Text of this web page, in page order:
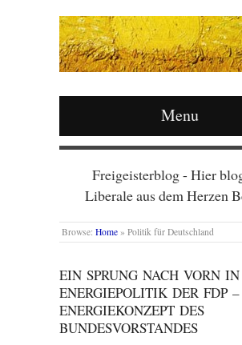
Menu
Freigeisterblog - Hier
Liberale aus dem Herzen
Browse: Home » Politik für Deutschland
EIN SPRUNG NACH VORN
ENERGIEPOLITIK DER FDP
ENERGIEKONZEPT DES
BUNDESVORSTANDES